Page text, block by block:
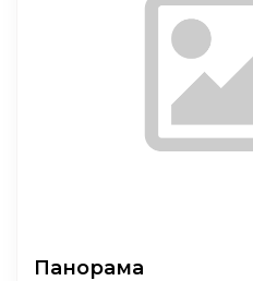
Панорама